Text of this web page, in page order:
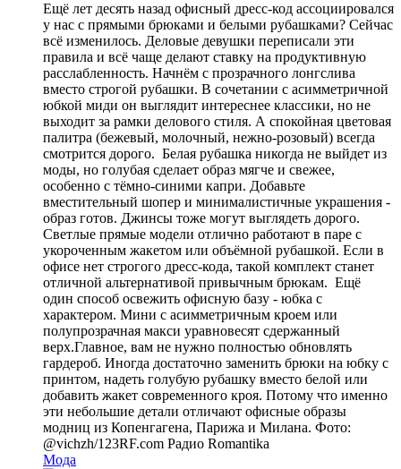
Ещё лет десять назад офисный дресс-код ассоциировался
у нас с прямыми брюками и белыми рубашками? Сейчас
всё изменилось. Деловые девушки переписали эти
правила и всё чаще делают ставку на продуктивную
расслабленность. Начнём с прозрачного лонгслива
вместо строгой рубашки. В сочетании с асимметричной
юбкой миди он выглядит интереснее классики, но не
выходит за рамки делового стиля. А спокойная цветовая
палитра (бежевый, молочный, нежно-розовый) всегда
смотрится дорого. Белая рубашка никогда не выйдет из
моды, но голубая сделает образ мягче и свежее,
особенно с тёмно-синими капри. Добавьте
вместительный шопер и минималистичные украшения -
образ готов. Джинсы тоже могут выглядеть дорого.
Светлые прямые модели отлично работают в паре с
укороченным жакетом или объёмной рубашкой. Если в
офисе нет строгого дресс-кода, такой комплект станет
отличной альтернативой привычным брюкам. Ещё
один способ освежить офисную базу - юбка с
характером. Мини с асимметричным кроем или
полупрозрачная макси уравновесят сдержанный
верх.Главное, вам не нужно полностью обновлять
гардероб. Иногда достаточно заменить брюки на юбку с
принтом, надеть голубую рубашку вместо белой или
добавить жакет современного кроя. Потому что именно
эти небольшие детали отличают офисные образы
модниц из Копенгагена, Парижа и Милана. Фото:
@vichzh/123RF.com Радио Romantika
Мода